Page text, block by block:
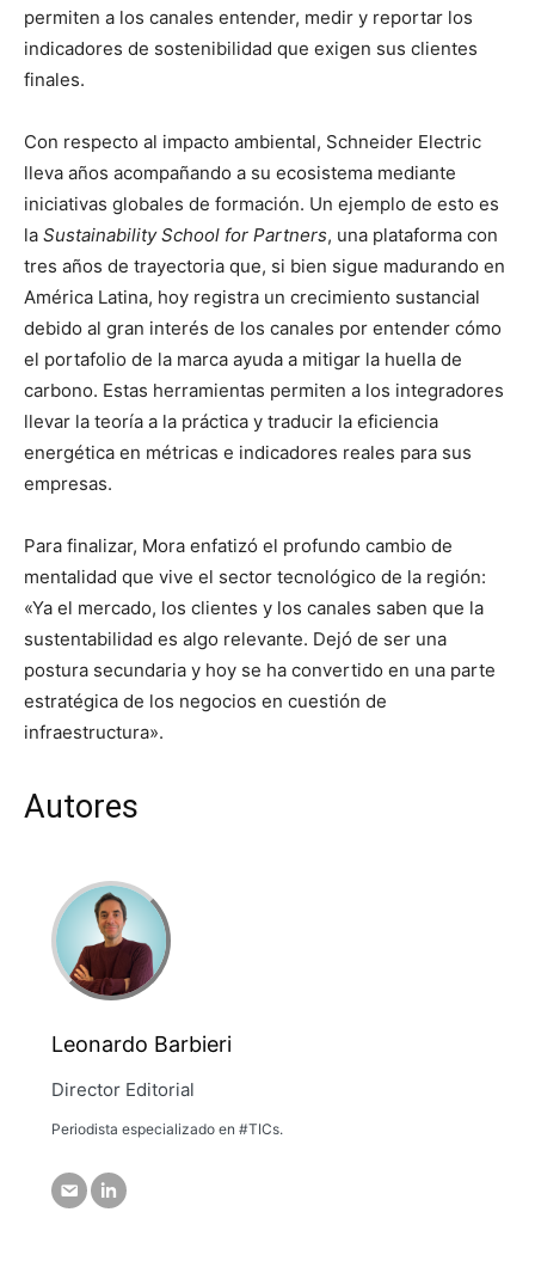
permiten a los canales entender, medir y reportar los
indicadores de sostenibilidad que exigen sus clientes
finales.
Con respecto al impacto ambiental, Schneider Electric
lleva años acompañando a su ecosistema mediante
iniciativas globales de formación. Un ejemplo de esto es
la Sustainability School for Partners, una plataforma con
tres años de trayectoria que, si bien sigue madurando en
América Latina, hoy registra un crecimiento sustancial
debido al gran interés de los canales por entender cómo
el portafolio de la marca ayuda a mitigar la huella de
carbono. Estas herramientas permiten a los integradores
llevar la teoría a la práctica y traducir la eficiencia
energética en métricas e indicadores reales para sus
empresas.
Para finalizar, Mora enfatizó el profundo cambio de
mentalidad que vive el sector tecnológico de la región:
«Ya el mercado, los clientes y los canales saben que la
sustentabilidad es algo relevante. Dejó de ser una
postura secundaria y hoy se ha convertido en una parte
estratégica de los negocios en cuestión de
infraestructura».
Autores
Leonardo Barbieri
Director Editorial
Periodista especializado en #TICs.